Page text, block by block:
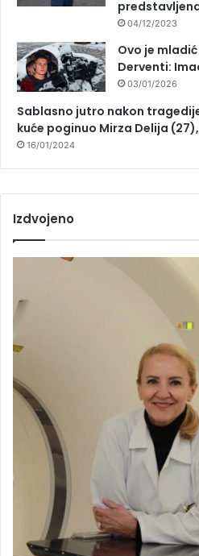
04/12/2023
Ovo je
Derventi:
03/01/2026
Sablasno jutro nakon
kuće poginuo Mirza Delija
16/01/2024
Izdvojeno